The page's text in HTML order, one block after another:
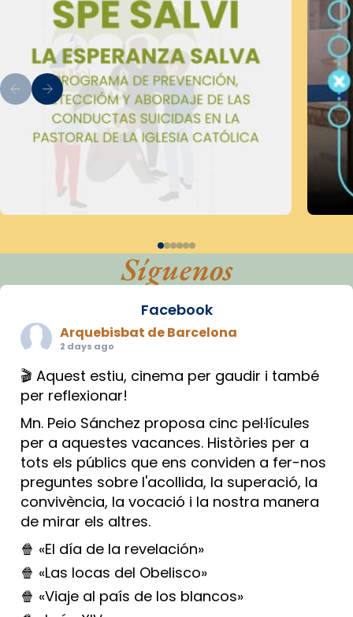
Síguenos
Facebook
Arquebisbat de Barcelona
2 days ago
🎬 Aquest estiu, cinema per gaudir i també
per reflexionar!
Mn. Peio Sánchez proposa cinc pel·lícules
per a aquestes vacances. Històries per a
tots els públics que ens conviden a fer-nos
preguntes sobre l'acollida, la superació, la
convivència, la vocació i la nostra manera
de mirar els altres.
🍿 «El día de la revelación»
🍿 «Las locas del Obelisco»
🍿 «Viaje al país de los blancos»